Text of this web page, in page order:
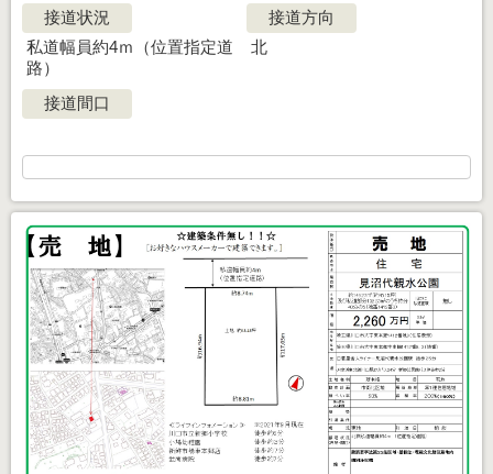
接道状況
私道幅員約4ｍ（位置指定道
路）
接道方向
北
接道間口